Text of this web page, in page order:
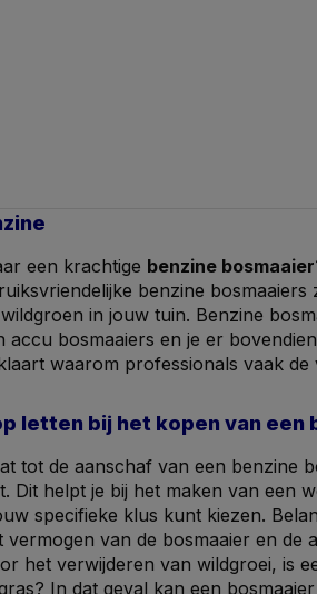
een krachtige benzine bosmaaier
benzine
in jouw tuin. Benzine
accu bosmaaiers en je er
waarom professionals vaak
letten bij het kopen van een
tot de aanschaf van een benzine
Dit helpt je bij het maken van een
specifieke klus kunt kiezen.
van de bosmaaier en de
het verwijderen van wildgroei, is
In dat geval kan een